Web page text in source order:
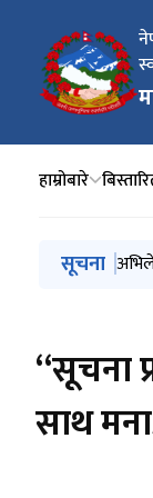
हाम्रोबारे
मुख्य
सूचना एन
“सूचना
साथ